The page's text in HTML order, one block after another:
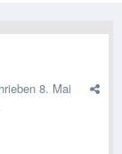
8. Mai